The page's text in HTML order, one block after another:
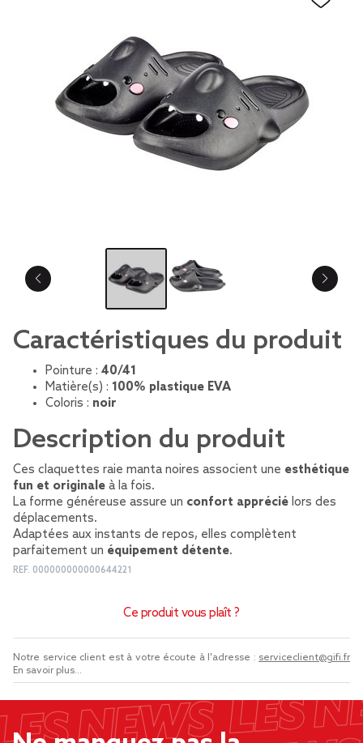
Caractéristiques du produit
Pointure : 40/41
Matière(s) : 100% plastique EVA
Coloris : noir
Description du produit
Ces claquettes raie manta noires associent une esthétique
fun et originale à la fois.
La forme généreuse assure un confort apprécié lors des
déplacements.
Adaptées aux instants de repos, elles complètent
parfaitement un équipement détente.
REF. 000000000000644221
Ce produit vous plaît ?
Notre service client est à votre écoute à l'adresse : serviceclient@gifi.fr
En savoir plus...